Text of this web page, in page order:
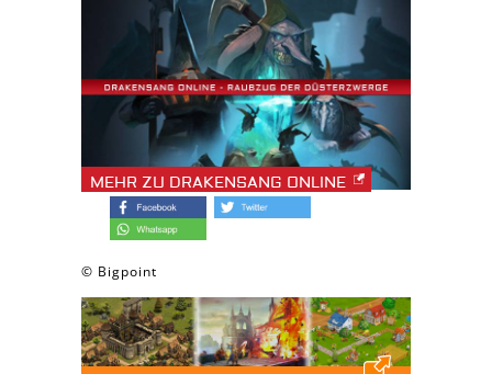
MEHR ZU DRAKENSANG ONLINE
© Bigpoint